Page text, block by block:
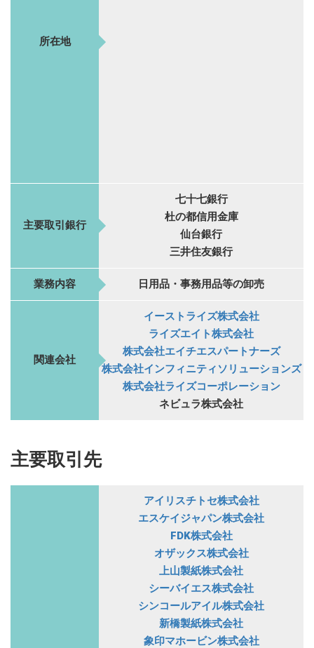
所在地
主要取引銀行
七十七銀行
杜の都信用金庫
仙台銀行
三井住友銀行
業務内容 日用品・事務用品等の卸売
関連会社
イーストライズ株式会社
ライズエイト株式会社
株式会社エイチエスパートナーズ
株式会社インフィニティソリューションズ
株式会社ライズコーポレーション
ネビュラ株式会社
主要取引先
アイリスチトセ株式会社
エスケイジャパン株式会社
FDK株式会社
オザックス株式会社
上山製紙株式会社
シーバイエス株式会社
シンコールアイル株式会社
新橋製紙株式会社
象印マホービン株式会社